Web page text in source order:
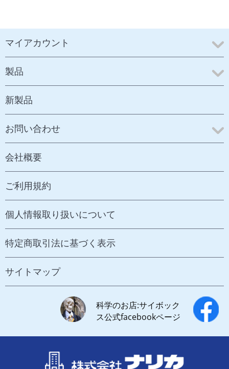
マイアカウント
製品
新製品
お問い合わせ
会社概要
ご利用規約
個人情報取り扱いについて
特定商取引法に基づく表示
サイトマップ
科学のお店:サイボック
ス公式facebookページ